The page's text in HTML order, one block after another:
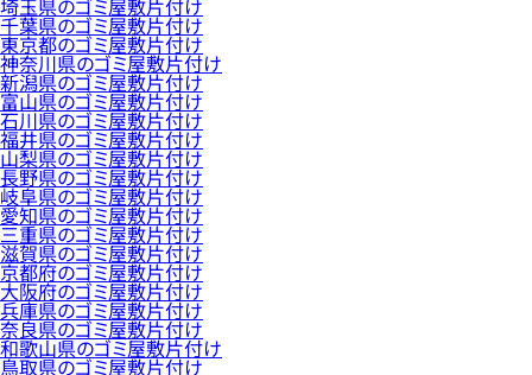
埼玉県のゴミ屋敷片付け
千葉県のゴミ屋敷片付け
東京都のゴミ屋敷片付け
神奈川県のゴミ屋敷片付け
新潟県のゴミ屋敷片付け
富山県のゴミ屋敷片付け
石川県のゴミ屋敷片付け
福井県のゴミ屋敷片付け
山梨県のゴミ屋敷片付け
長野県のゴミ屋敷片付け
岐阜県のゴミ屋敷片付け
愛知県のゴミ屋敷片付け
三重県のゴミ屋敷片付け
滋賀県のゴミ屋敷片付け
京都府のゴミ屋敷片付け
大阪府のゴミ屋敷片付け
兵庫県のゴミ屋敷片付け
奈良県のゴミ屋敷片付け
和歌山県のゴミ屋敷片付け
鳥取県のゴミ屋敷片付け